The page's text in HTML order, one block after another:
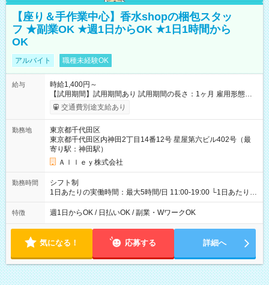
【座り＆手作業中心】香水shopの梱包スタッ
フ ★副業OK ★週1日からOK ★1日1時間から
OK
アルバイト 職種未経験OK
給与
時給1,400円～
【試用期間】試用期間あり 試用期間の長さ：1ヶ月 雇用形態、
給与は本採用時と同じです。
交通費別途支給あり
勤務地
東京都千代田区
東京都千代田区内神田2丁目14番12号 星屋第六ビル402号（最
寄り駅：神田駅）
Ａｌｌｅｙ株式会社
勤務時間
シフト制
1日あたりの実働時間：最大5時間/日 11:00-19:00 └1日あたりの
実働時間：1-5時間 └上記の時間帯内であれば、いつでも勤務可
能！ └平日・土曜日の中で、お好きな曜日でご勤務いただけま
18:00 などのように、自由な働き方が可能なお仕事です！
特徴 週1日からOK / 日払いOK / 副業・WワークOK
気になる！ 応募する 詳細へ